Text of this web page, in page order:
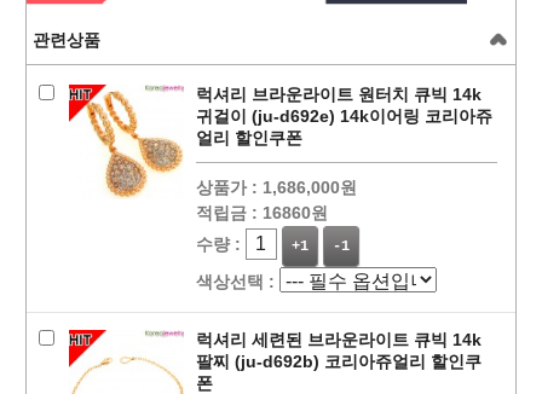
관련상품
럭셔리 브라운라이트 원터치 큐빅 14k
귀걸이 (ju-d692e) 14k이어링 코리아쥬
얼리 할인쿠폰
상품가 : 1,686,000원
적립금 : 16860원
수량 :
+1 -1
색상선택 :
럭셔리 세련된 브라운라이트 큐빅 14k
팔찌 (ju-d692b) 코리아쥬얼리 할인쿠
폰